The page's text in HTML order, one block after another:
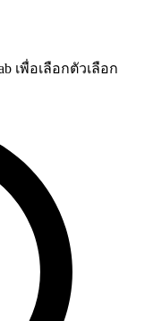
เพื่อเลือกตัวเลือก